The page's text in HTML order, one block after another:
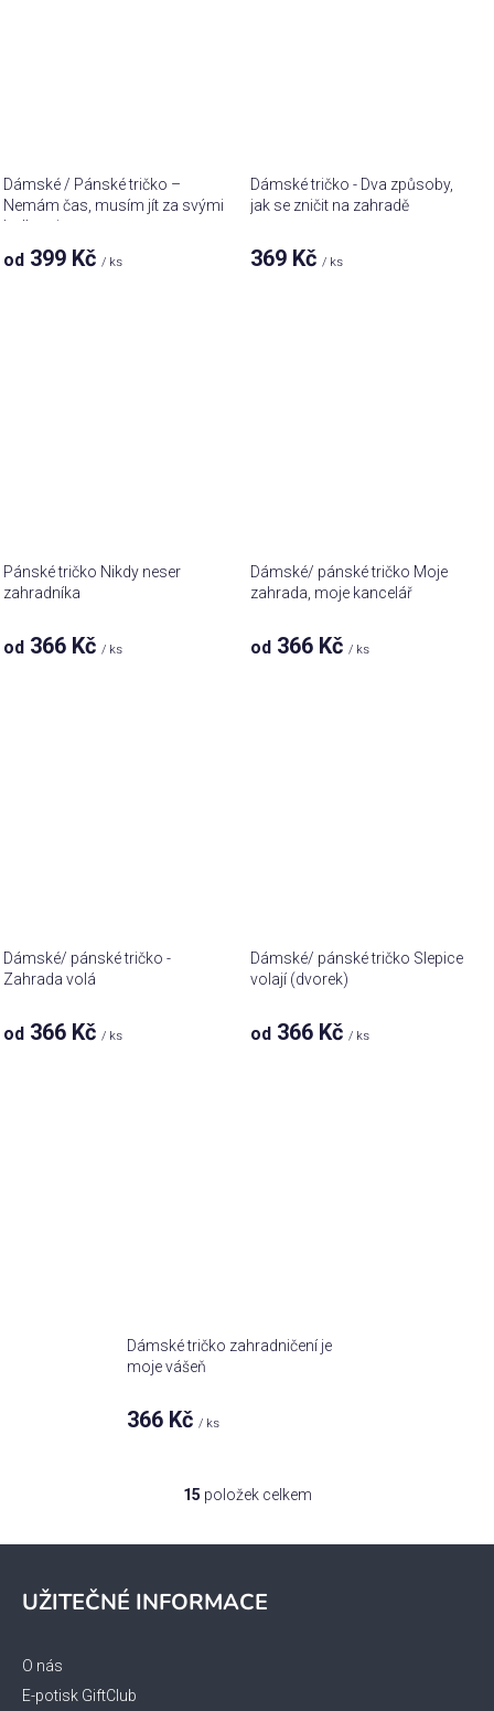
Dámské / Pánské tričko –
Nemám čas, musím jít za svými
holkami
od 399 Kč/ ks
Dámské tričko - Dva způsoby,
jak se zničit na zahradě
369 Kč/ ks
Pánské tričko Nikdy neser
zahradníka
od 366 Kč / ks
Dámské/ pánské tričko Moje
zahrada, moje kancelář
od 366 Kč / ks
Dámské/ pánské tričko -
Zahrada volá
od 366 Kč/ ks
Dámské/ pánské tričko Slepice
volají (dvorek)
od 366 Kč/ ks
Dámské tričko zahradničení je
moje vášeň
366 Kč / ks
O
l
d
15 položek celkem
UŽITEČNÉ INFORMACE
O nás
E-potisk GiftClub